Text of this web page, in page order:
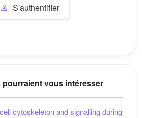
S'authentifier
pourraient vous intéresser
cytoskeleton and signalling during